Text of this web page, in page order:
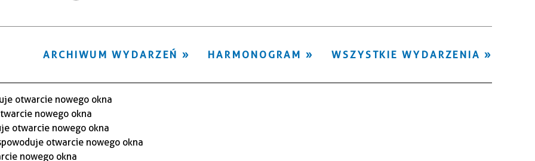
Miejsce
WSZYSTKIE WYDARZENIA
HARMONOGRAM
ARCHIWUM WYDARZEŃ